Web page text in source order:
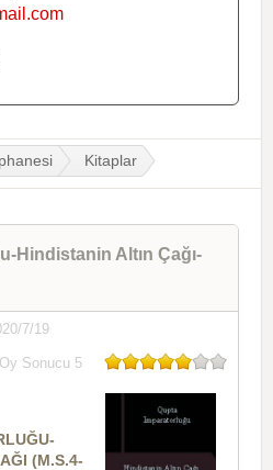
Kitaplar
Hindistanin Altın Çağı-
7/19
Oy Sonucu 5
(M.S.4-